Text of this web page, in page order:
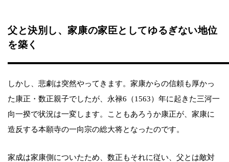
父と決別し、家康の家臣としてゆるぎない地位
を築く
しかし、悲劇は突然やってきます。家康からの信頼も厚かっ
た康正・数正親子でしたが、永禄6（1563）年に起きた三河一
向一揆で状況は一変します。こともあろうか康正が、家康に
造反する本願寺の一向宗の総大将となったのです。
家成は家康側についたため、数正もそれに従い、父とは敵対